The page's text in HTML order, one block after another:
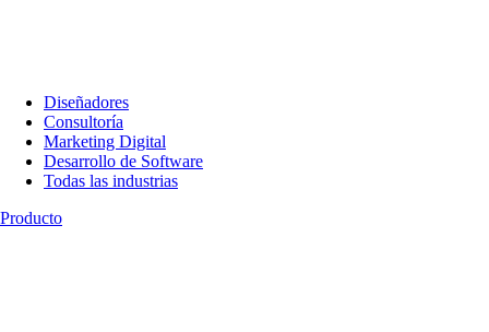
Diseñadores
Consultoría
Marketing Digital
Desarrollo de Software
Todas las industrias
Producto